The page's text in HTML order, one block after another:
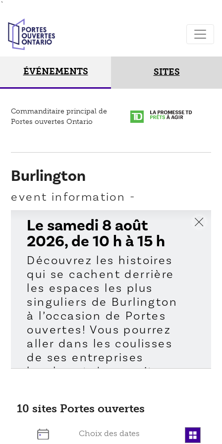
`
ÉVÉNEMENTS SITES
Commanditaire principal de
Portes ouvertes Ontario
Burlington
event information
Le samedi 8 août
2026, de 10 h à 15 h
Découvrez les histoires
qui se cachent derrière
les espaces les plus
singuliers de Burlington
à l’occasion de Portes
ouvertes! Vous pourrez
aller dans les coulisses
de ses entreprises
locales et de ses sites
les personnes et les
lieux qui contribuent à
10 sites Portes ouvertes